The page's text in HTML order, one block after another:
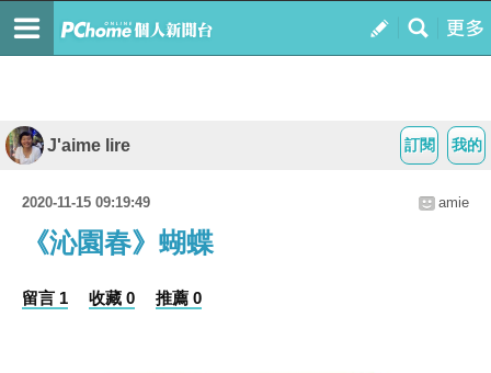
我的
訂閱
J'aime lire
2020-11-15 09:19:49 amie
《沁園春》蝴蝶
留言 1 收藏 0 推薦 0